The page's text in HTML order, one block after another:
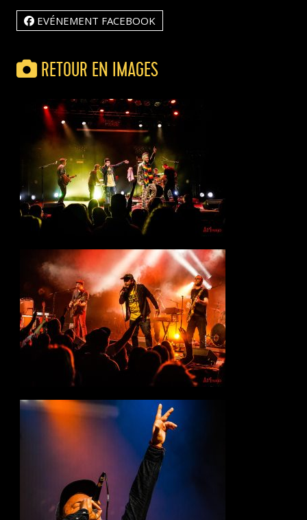
EVÉNEMENT FACEBOOK
RETOUR EN IMAGES